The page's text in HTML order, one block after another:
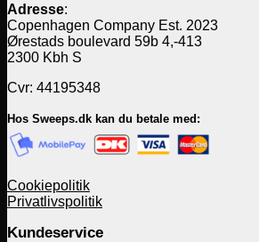
Adresse:
Copenhagen Company Est. 2023
Ørestads boulevard 59b 4,-413
2300 Kbh S
Cvr: 44195348
Hos Sweeps.dk kan du betale med:
Cookiepolitik
Privatlivspolitik
Kundeservice